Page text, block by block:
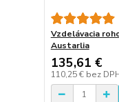
Vzdelávacia
Austarlia
135,61 €
110,25 € bez